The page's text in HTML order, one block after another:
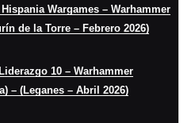
Wargames – Warhammer
de la Torre – Febrero 2026)
10 – Warhammer
– (Leganes – Abril 2026)